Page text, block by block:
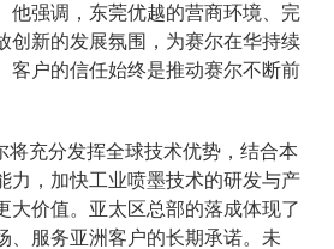
他强调，东莞优越的营商环境、完
创新的发展氛围，为赛尔在华持续
客户的信任始终是推动赛尔不断前
将充分发挥全球技术优势，结合本
力，加快工业喷墨技术的研发与产
大价值。亚太区总部的落成体现了
、服务亚洲客户的长期承诺。未